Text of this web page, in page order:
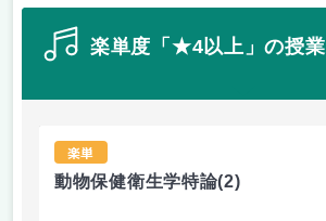
楽単度「★4以上」の授業
楽単
動物保健衛生学特論(2)